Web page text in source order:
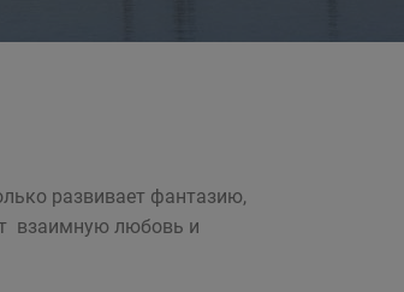
развивает фантазию,
взаимную любовь и